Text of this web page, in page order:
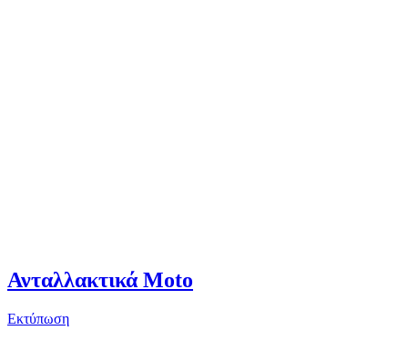
Ανταλλακτικά Moto
Εκτύπωση